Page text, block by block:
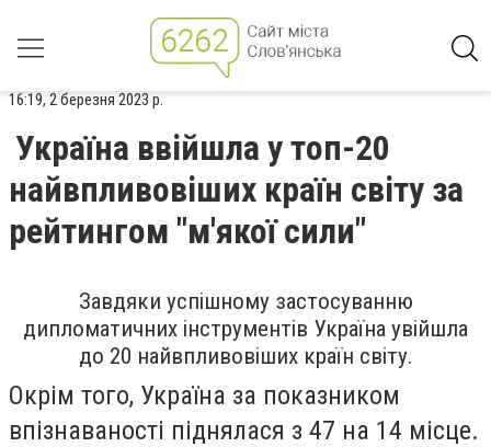
16:19, 2 березня 2023 р.
Україна ввійшла у топ-20
найвпливовіших країн світу за
рейтингом "м'якої сили"
Завдяки успішному застосуванню
дипломатичних інструментів Україна увійшла
до 20 найвпливовіших країн світу.
Окрім того, Україна за показником
впізнаваності піднялася з 47 на 14 місце.